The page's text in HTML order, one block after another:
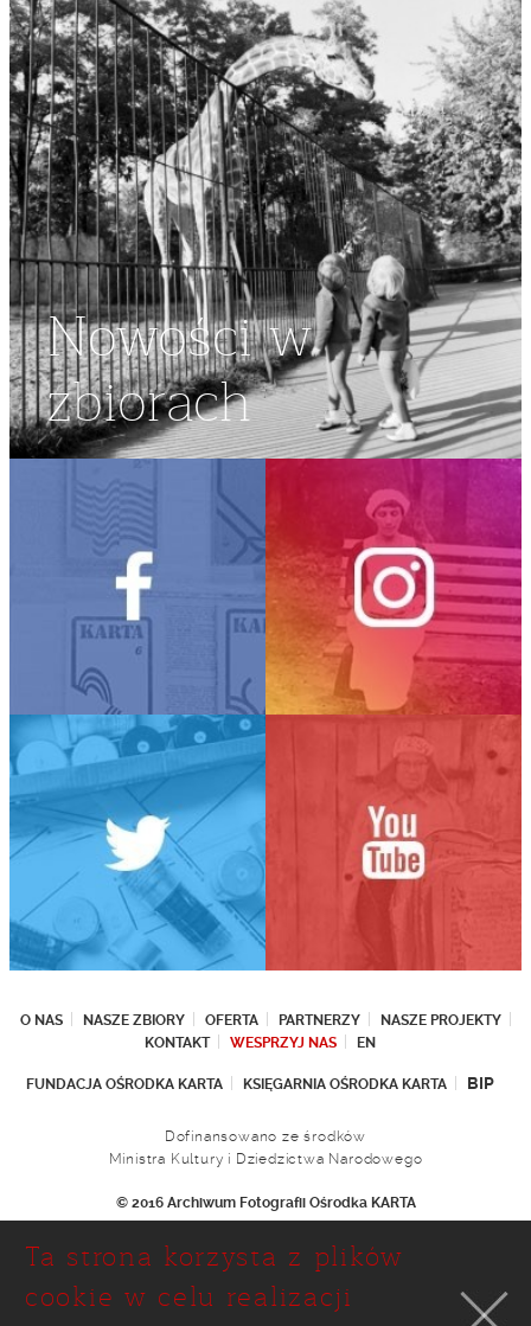
Nowości w
zbiorach
O NAS NASZE ZBIORY OFERTA PARTNERZY
NASZE PROJEKTY
KONTAKT
WESPRZYJ NAS EN
FUNDACJA OŚRODKA KARTA KSIĘGARNIA OŚRODKA KARTA BIP
Dofinansowano ze środków
Ministra Kultury i Dziedzictwa Narodowego
© 2016 Archiwum Fotografii Ośrodka KARTA
Ul. Narbutta 29
02-536 Warszawa
tel.: (+48 22) 646 36 90
Ta strona korzysta z plików
cookie w celu realizacji